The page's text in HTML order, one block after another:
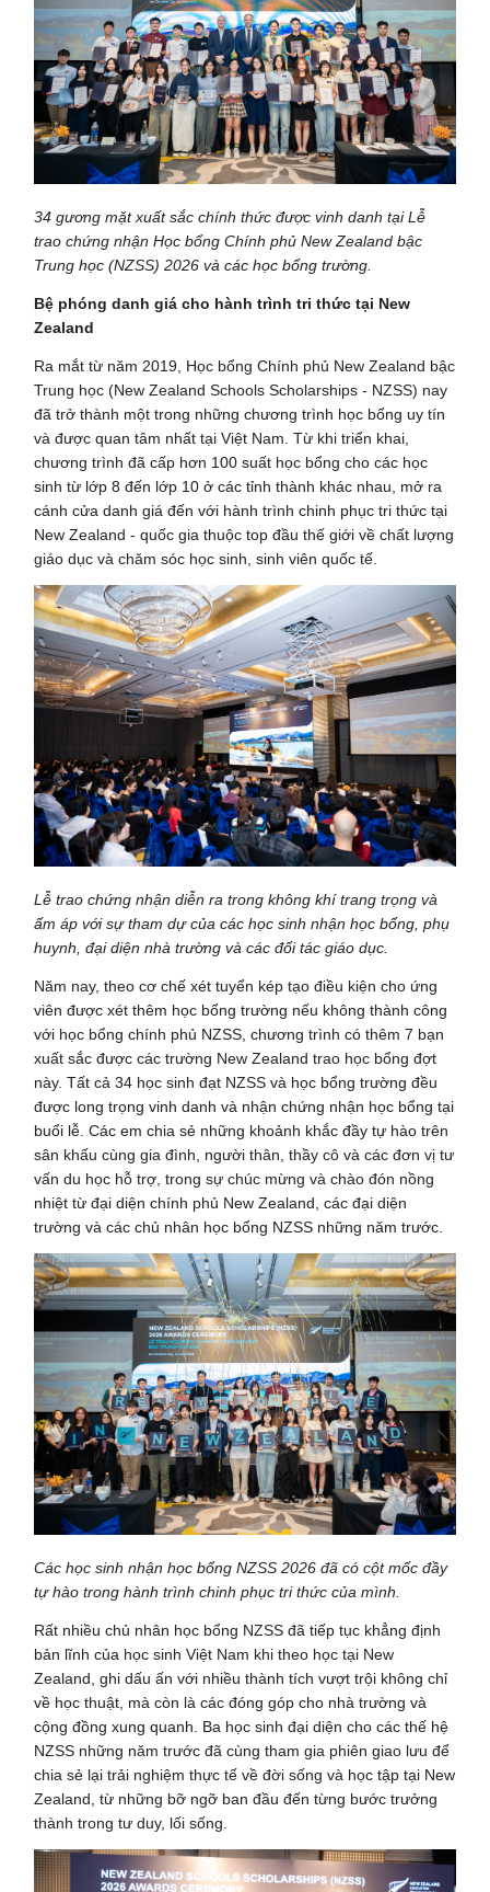
34 gương mặt xuất sắc chính thức được vinh danh tại Lễ
trao chứng nhận Học bổng Chính phủ New Zealand bậc
Trung học (NZSS) 2026 và các học bổng trường.
Bệ phóng danh giá cho hành trình tri thức tại New
Zealand
Ra mắt từ năm 2019, Học bổng Chính phủ New Zealand bậc
Trung học (New Zealand Schools Scholarships - NZSS) nay
đã trở thành một trong những chương trình học bổng uy tín
và được quan tâm nhất tại Việt Nam. Từ khi triển khai,
chương trình đã cấp hơn 100 suất học bổng cho các học
sinh từ lớp 8 đến lớp 10 ở các tỉnh thành khác nhau, mở ra
cánh cửa danh giá đến với hành trình chinh phục tri thức tại
New Zealand - quốc gia thuộc top đầu thế giới về chất lượng
giáo dục và chăm sóc học sinh, sinh viên quốc tế.
Lễ trao chứng nhận diễn ra trong không khí trang trọng và
ấm áp với sự tham dự của các học sinh nhận học bổng, phụ
huynh, đại diện nhà trường và các đối tác giáo dục.
Năm nay, theo cơ chế xét tuyển kép tạo điều kiện cho ứng
viên được xét thêm học bổng trường nếu không thành công
với học bổng chính phủ NZSS, chương trình có thêm 7 bạn
xuất sắc được các trường New Zealand trao học bổng đợt
này. Tất cả 34 học sinh đạt NZSS và học bổng trường đều
được long trọng vinh danh và nhận chứng nhận học bổng tại
buổi lễ. Các em chia sẻ những khoảnh khắc đầy tự hào trên
sân khấu cùng gia đình, người thân, thầy cô và các đơn vị tư
vấn du học hỗ trợ, trong sự chúc mừng và chào đón nồng
nhiệt từ đại diện chính phủ New Zealand, các đại diện
trường và các chủ nhân học bổng NZSS những năm trước.
Các học sinh nhận học bổng NZSS 2026 đã có cột mốc đầy
tự hào trong hành trình chinh phục tri thức của mình.
Rất nhiều chủ nhân học bổng NZSS đã tiếp tục khẳng định
bản lĩnh của học sinh Việt Nam khi theo học tại New
Zealand, ghi dấu ấn với nhiều thành tích vượt trội không chỉ
về học thuật, mà còn là các đóng góp cho nhà trường và
cộng đồng xung quanh. Ba học sinh đại diện cho các thế hệ
NZSS những năm trước đã cùng tham gia phiên giao lưu để
chia sẻ lại trải nghiệm thực tế về đời sống và học tập tại New
Zealand, từ những bỡ ngỡ ban đầu đến từng bước trưởng
thành trong tư duy, lối sống.